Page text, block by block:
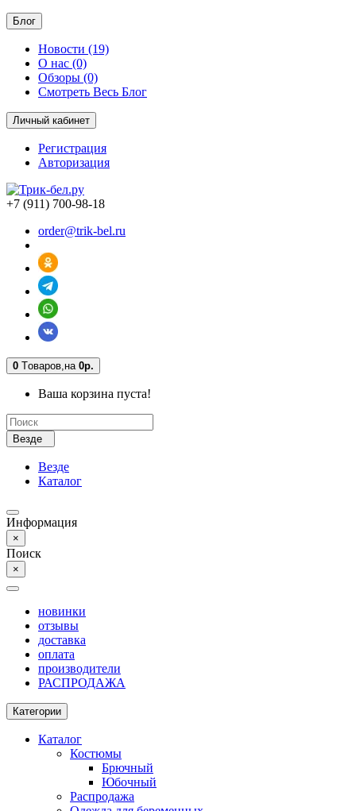
Блог
Новости (19)
О нас (0)
Обзоры (0)
Смотреть Весь Блог
Личный кабинет
Регистрация
Авторизация
+7 (911) 700-98-18
order@trik-bel.ru
0 Tоваров,на 0р.
Ваша корзина пуста!
Везде
Везде
Каталог
Информация
×
Поиск
×
новинки
отзывы
доставка
оплата
производители
РАСПРОДАЖА
Категории
Каталог
Костюмы
Брючный
Юбочный
Распродажа